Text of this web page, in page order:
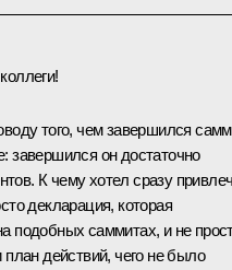
того, чем завершился
завершился он достаточно
К чему хотел сразу
декларация, которая
подобных саммитах, и не
действий, чего не было